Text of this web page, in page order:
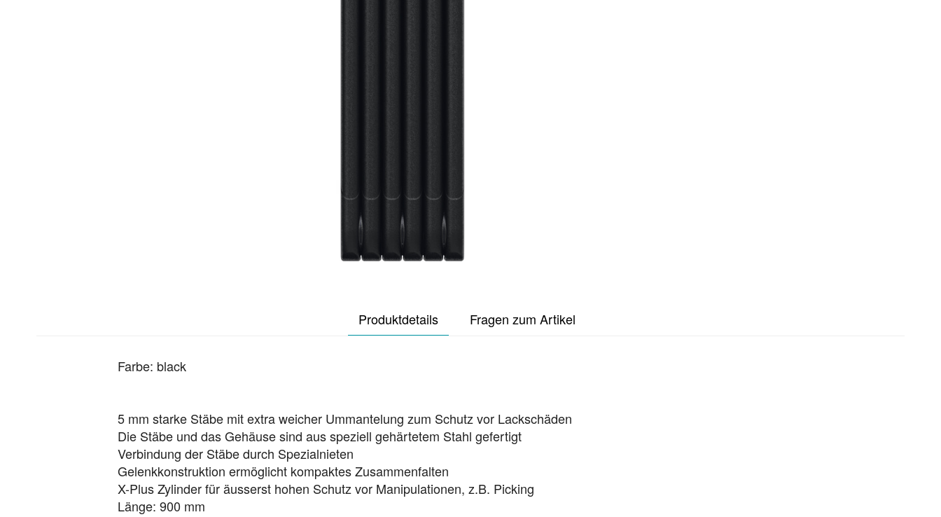
Produktdetails Fragen zum Artikel
Farbe: black
5 mm starke Stäbe mit extra weicher Ummantelung zum Schutz vor Lackschäden
Die Stäbe und das Gehäuse sind aus speziell gehärtetem Stahl gefertigt
Verbindung der Stäbe durch Spezialnieten
Gelenkkonstruktion ermöglicht kompaktes Zusammenfalten
X-Plus Zylinder für äusserst hohen Schutz vor Manipulationen, z.B. Picking
Länge: 900 mm